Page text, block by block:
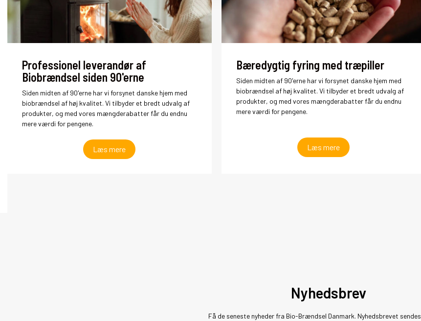
Professionel leverandør af
Biobrændsel siden 90'erne
Siden midten af 90'erne har vi forsynet danske hjem med
biobrændsel af høj kvalitet. Vi tilbyder et bredt udvalg af
produkter, og med vores mængderabatter får du endnu
mere værdi for pengene.
Læs mere
Bæredygtig fyring med træpiller
Siden midten af 90'erne har vi forsynet danske hjem med
biobrændsel af høj kvalitet. Vi tilbyder et bredt udvalg af
produkter, og med vores mængderabatter får du endnu
mere værdi for pengene.
Læs mere
Nyhedsbrev
Få de seneste nyheder fra Bio-Brændsel Danmark. Nyhedsbrevet